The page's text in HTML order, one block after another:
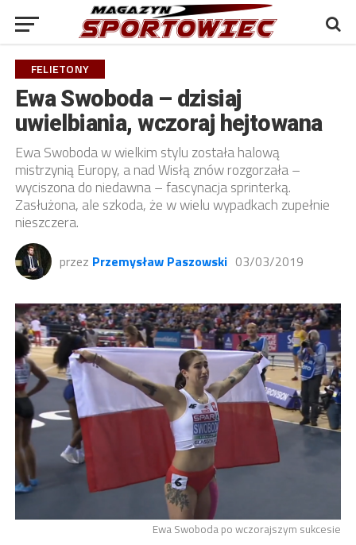
FELIETONY
Ewa Swoboda – dzisiaj
uwielbiania, wczoraj hejtowana
Ewa Swoboda w wielkim stylu została halową
mistrzynią Europy, a nad Wisłą znów rozgorzała –
wyciszona do niedawna – fascynacja sprinterką.
Zasłużona, ale szkoda, że w wielu wypadkach zupełnie
nieszczera.
przez Przemysław Paszowski 03/03/2019
Ewa Swoboda po wczorajszym sukcesie